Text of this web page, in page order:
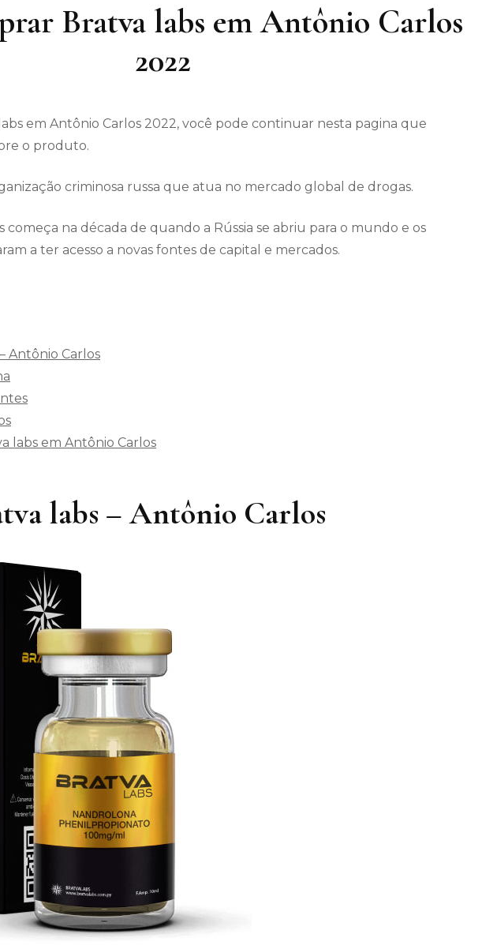
Bratva labs em Antônio Carlos
2022
em Antônio Carlos 2022, você pode continuar nesta pagina que
o produto.
criminosa russa que atua no mercado global de drogas.
começa na década de quando a Rússia se abriu para o mundo e os
a ter acesso a novas fontes de capital e mercados.
Antônio Carlos
labs em Antônio Carlos
labs – Antônio Carlos